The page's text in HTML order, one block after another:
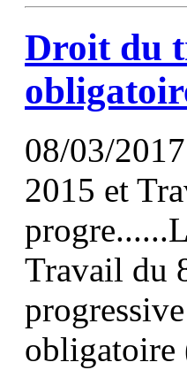
Droit du
08/03/
2015 et
Travail du
obligatoire